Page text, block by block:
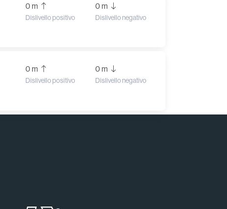
0 m
Dislivello positivo
0 m
Dislivello negativo
0 m
Dislivello positivo
0 m
Dislivello negativo